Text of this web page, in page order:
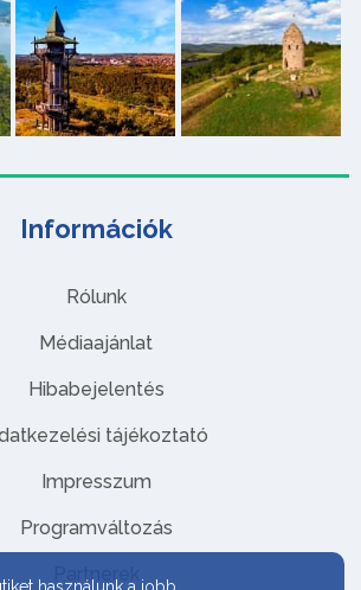
Információk
Rólunk
Médiaajánlat
Hibabejelentés
tájékoztató
Impresszum
Programváltozás
Partnerek